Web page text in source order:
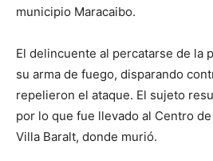
municipio Maracaibo.
El delincuente al percatarse de la
su arma de fuego, disparando
repelieron el ataque. El sujeto
por lo que fue llevado al Centro
Villa Baralt, donde murió.